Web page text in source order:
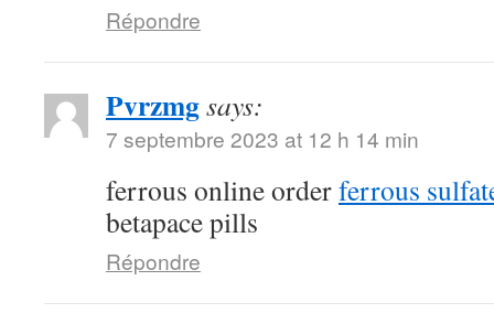
Répondre
Pvrzmgsays:
7 septembre 2023 at 12 h 14 min
ferrous online orderferrous
betapace pills
Répondre